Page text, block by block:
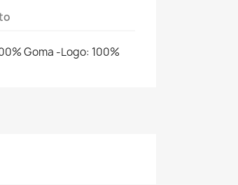
Goma -Logo: 100%